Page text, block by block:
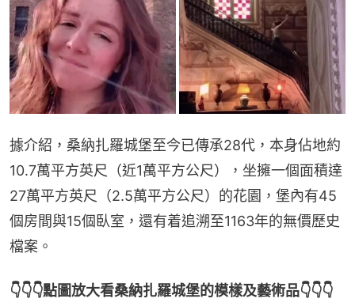
據介紹，桑納扎羅城堡至今已傳承28代，本身佔地約
10.7萬平方英尺（近1萬平方公尺），坐擁一個面積達
27萬平方英尺（2.5萬平方公尺）的花園，堡內有45
個房間與15個臥室，還有着追溯至1163年的無價歷史
檔案。
👇👇👇點圖放大看桑納扎羅城堡的模樣及藝術品👇👇👇